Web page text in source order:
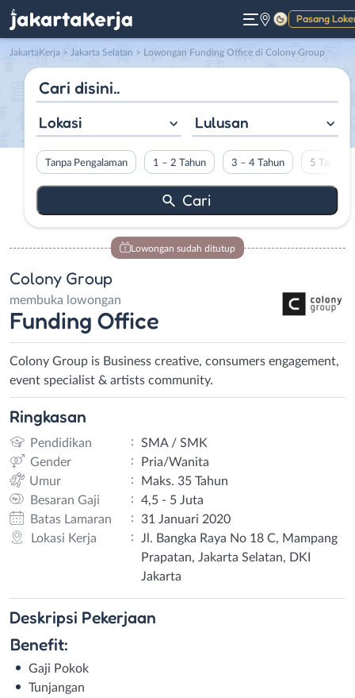
Pasang
Gelap
JakartaKerja > Jakarta Selatan > Lowongan Funding Office di Colony Group
Lokasi Lulusan
Tanpa Pengalaman 1 – 2 Tahun 3 – 4 Tahun 5 Tahun
Lowongan sudah ditutup
Colony Group
membuka lowongan
Funding Office
Colony Group is Business creative, consumers engagement,
event specialist & artists community.
Ringkasan
Pendidikan :
SMA / SMK
Gender
:
Pria/Wanita
Umur
:
Maks. 35 Tahun
Besaran Gaji
:
4,5 - 5 Juta
Batas Lamaran
:
31 Januari 2020
Lokasi Kerja
:
Jl. Bangka Raya No 18 C, Mampang
Prapatan, Jakarta Selatan, DKI
Jakarta
Deskripsi Pekerjaan
Benefit:
Gaji Pokok
Tunjangan